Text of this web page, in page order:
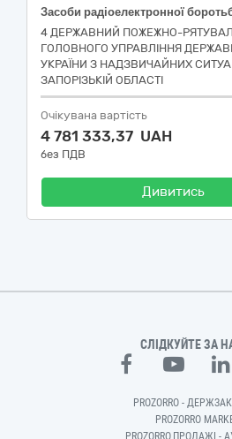
Засоби радіоелектронної
4 ДЕРЖАВНИЙ ПОЖЕЖНО-
ГОЛОВНОГО УПРАВЛІННЯ
УКРАЇНИ З НАДЗВИЧАЙНИХ
ЗАПОРІЗЬКІЙ ОБЛАСТІ
Очікувана вартість
4 781 333,37 UAH
без ПДВ
Дивитись
СЛІДКУЙТЕ ЗА
PROZORRO -
PROZORRO
PROZORRO.ПРОДАЖІ -